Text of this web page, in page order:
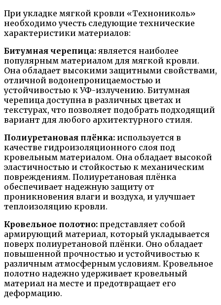
При укладке мягкой кровли «Технониколь»
необходимо учесть следующие технические
характеристики материалов:
Битумная черепица: является наиболее
популярным материалом для мягкой кровли.
Она обладает высокими защитными свойствами,
отличной водонепроницаемостью и
устойчивостью к УФ-излучению. Битумная
черепица доступна в различных цветах и
текстурах, что позволяет подобрать подходящий
вариант для любого архитектурного стиля.
Полиуретановая плёнка: используется в
качестве гидроизоляционного слоя под
кровельным материалом. Она обладает высокой
эластичностью и стойкостью к механическим
повреждениям. Полиуретановая плёнка
обеспечивает надежную защиту от
проникновения влаги и воздуха, и улучшает
теплоизоляцию кровли.
Кровельное полотно: представляет собой
армирующий материал, который укладывается
поверх полиуретановой плёнки. Оно обладает
повышенной прочностью и устойчивостью к
различным атмосферным условиям. Кровельное
полотно надежно удерживает кровельный
материал на месте и предотвращает его
деформацию.